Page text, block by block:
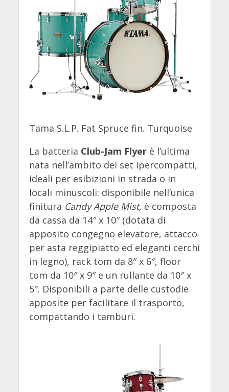
Tama S.L.P. Fat Spruce fin. Turquoise
La batteria Club-Jam Flyer è l’ultima
nata nell’ambito dei set ipercompatti,
ideali per esibizioni in strada o in
locali minuscoli: disponibile nell’unica
finitura Candy Apple Mist, è composta
da cassa da 14″ x 10″ (dotata di
apposito congegno elevatore, attacco
per asta reggipiatto ed eleganti cerchi
in legno), rack tom da 8″ x 6″, floor
tom da 10″ x 9″ e un rullante da 10″ x
5″. Disponibili a parte delle custodie
apposite per facilitare il trasporto,
compattando i tamburi.